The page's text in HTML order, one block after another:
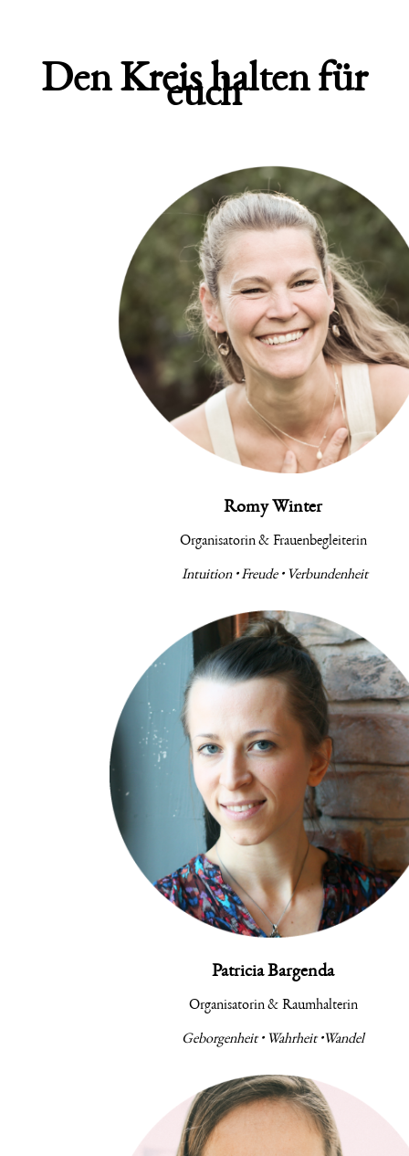
Den Kreis halten für
euch
Romy Winter
Organisatorin & Frauenbegleiterin
Intuition • Freude • Verbundenheit
Patricia Bargenda
Organisatorin & Raumhalterin
Geborgenheit • Wahrheit•Wandel